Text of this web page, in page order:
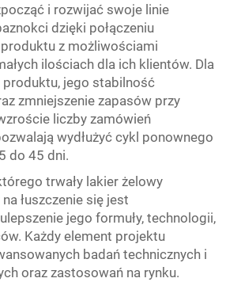
i rozwijać swoje linie
dzięki połączeniu
z możliwościami
ilościach dla ich klientów. Dla
jego stabilność
zmniejszenie zapasów przy
liczby zamówień
wydłużyć cykl ponownego
do 45 dni.
trwały lakier żelowy
łuszczenie się jest
jego formuły, technologii,
Każdy element projektu
badań technicznych i
oraz zastosowań na rynku.